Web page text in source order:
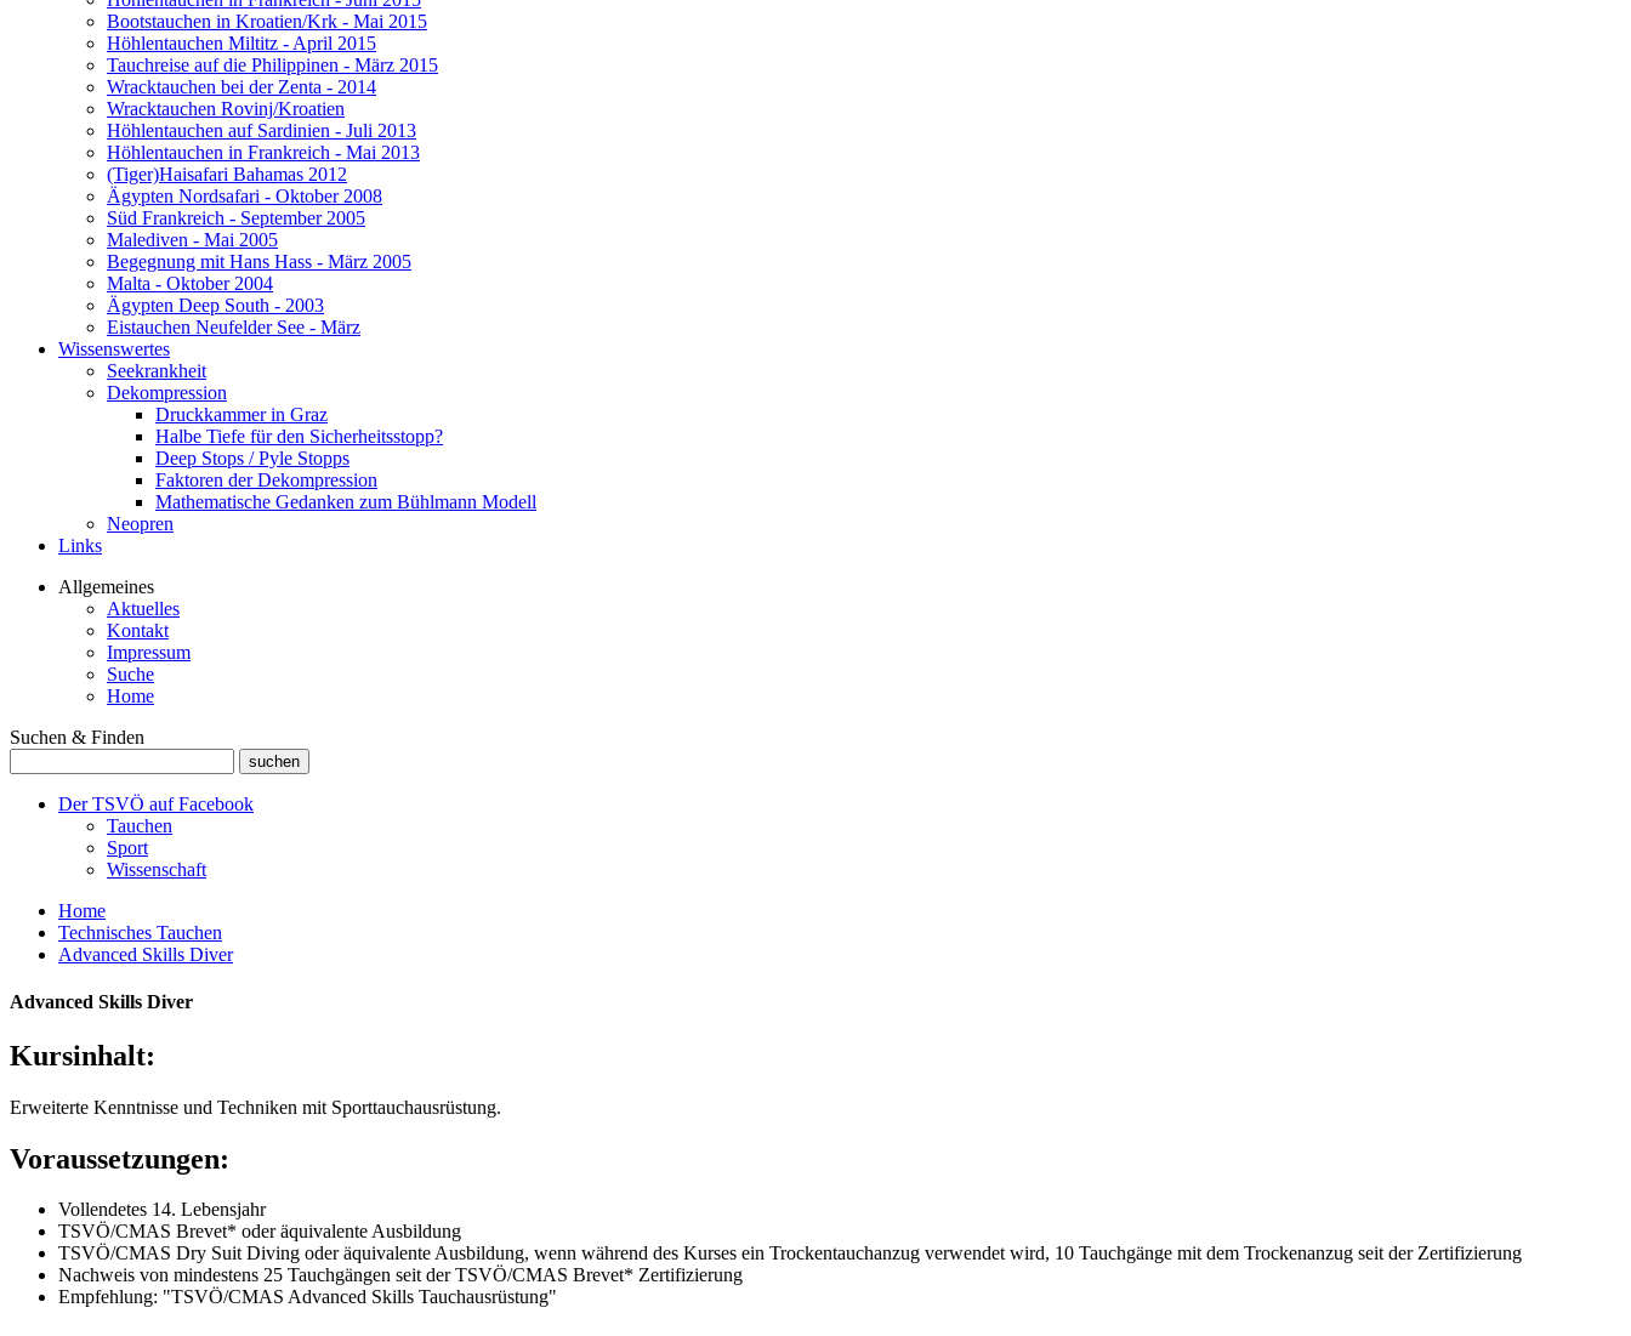
Bootstauchen in Kroatien/Krk - Mai 2015
Höhlentauchen Miltitz - April 2015
Tauchreise auf die Philippinen - März 2015
Wracktauchen bei der Zenta - 2014
Wracktauchen Rovinj/Kroatien
Höhlentauchen auf Sardinien - Juli 2013
Höhlentauchen in Frankreich - Mai 2013
(Tiger)Haisafari Bahamas 2012
Ägypten Nordsafari - Oktober 2008
Süd Frankreich - September 2005
Malediven - Mai 2005
Begegnung mit Hans Hass - März 2005
Malta - Oktober 2004
Ägypten Deep South - 2003
Eistauchen Neufelder See - März
Wissenswertes
Seekrankheit
Dekompression
Druckkammer in Graz
Halbe Tiefe für den Sicherheitsstopp?
Deep Stops / Pyle Stopps
Faktoren der Dekompression
Mathematische Gedanken zum Bühlmann Modell
Neopren
Links
Allgemeines
Aktuelles
Kontakt
Impressum
Suche
Home
Suchen & Finden
Der TSVÖ auf Facebook
Tauchen
Sport
Wissenschaft
Home
Technisches Tauchen
Advanced Skills Diver
Advanced Skills Diver
Kursinhalt:
Erweiterte Kenntnisse und Techniken mit Sporttauchausrüstung.
Voraussetzungen:
Vollendetes 14. Lebensjahr
TSVÖ/CMAS Brevet* oder äquivalente Ausbildung
TSVÖ/CMAS Dry Suit Diving oder äquivalente Ausbildung, wenn während des Kurses ein Trockentauchanzug verwendet wird, 10 Tauchgänge mit dem Trockenanzug seit der Zertifizierung
Nachweis von mindestens 25 Tauchgängen seit der TSVÖ/CMAS Brevet* Zertifizierung
Empfehlung: "TSVÖ/CMAS Advanced Skills Tauchausrüstung"